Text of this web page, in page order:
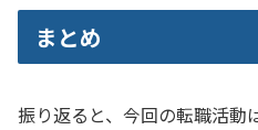
まとめ
振り返ると、今回の転職活動